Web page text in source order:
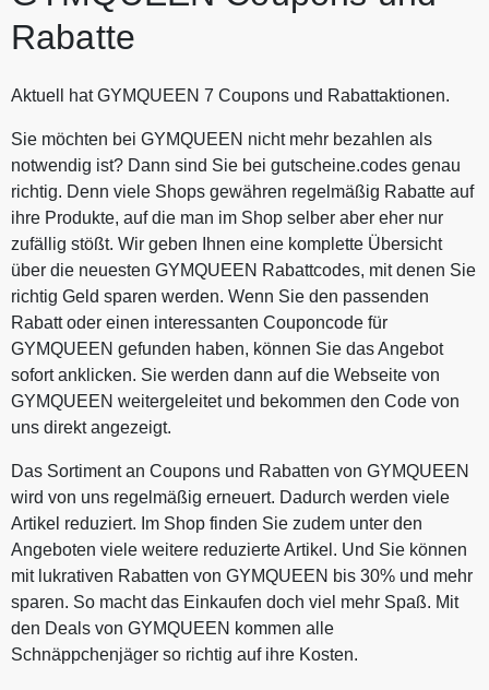
Rabatte
Aktuell hat GYMQUEEN 7 Coupons und Rabattaktionen.
Sie möchten bei GYMQUEEN nicht mehr bezahlen als
notwendig ist? Dann sind Sie bei gutscheine.codes genau
richtig. Denn viele Shops gewähren regelmäßig Rabatte auf
ihre Produkte, auf die man im Shop selber aber eher nur
zufällig stößt. Wir geben Ihnen eine komplette Übersicht
über die neuesten GYMQUEEN Rabattcodes, mit denen Sie
richtig Geld sparen werden. Wenn Sie den passenden
Rabatt oder einen interessanten Couponcode für
GYMQUEEN gefunden haben, können Sie das Angebot
sofort anklicken. Sie werden dann auf die Webseite von
GYMQUEEN weitergeleitet und bekommen den Code von
uns direkt angezeigt.
Das Sortiment an Coupons und Rabatten von GYMQUEEN
wird von uns regelmäßig erneuert. Dadurch werden viele
Artikel reduziert. Im Shop finden Sie zudem unter den
Angeboten viele weitere reduzierte Artikel. Und Sie können
mit lukrativen Rabatten von GYMQUEEN bis 30% und mehr
sparen. So macht das Einkaufen doch viel mehr Spaß. Mit
den Deals von GYMQUEEN kommen alle
Schnäppchenjäger so richtig auf ihre Kosten.